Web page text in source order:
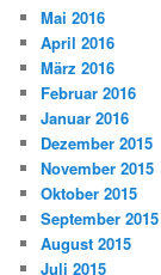
Mai 2016
April 2016
März 2016
Februar 2016
Januar 2016
Dezember 2015
November 2015
Oktober 2015
September 2015
August 2015
Juli 2015